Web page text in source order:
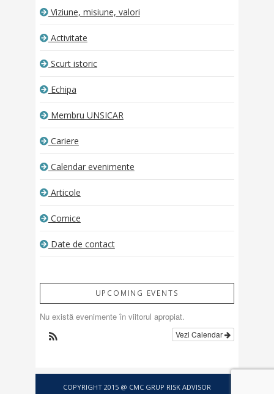
Viziune, misiune, valori
Activitate
Scurt istoric
Echipa
Membru UNSICAR
Cariere
Calendar evenimente
Articole
Comice
Date de contact
UPCOMING EVENTS
Nu există evenimente în viitorul apropiat.
Vezi Calendar
COPYRIGHT 2015 @ CMC GRUP RISK ADVISOR